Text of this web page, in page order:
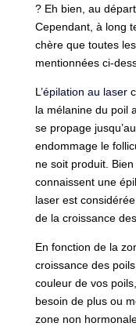
? Eh bien, au
Cependant, à long
chère que toutes
mentionnées ci-
L’épilation au laser
la mélanine du poil
se propage
endommage le
ne soit produit.
connaissent une
laser est
de la croissance
En fonction de la
croissance des
couleur de vos
besoin de plus ou
zone non